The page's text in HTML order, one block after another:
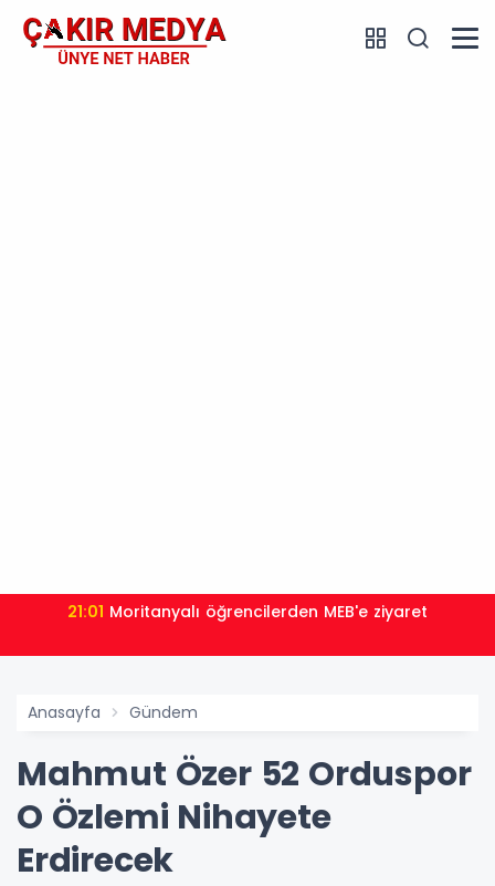
21:01 Moritanyalı öğrencilerden MEB'e ziyaret
Anasayfa Gündem
Mahmut Özer 52 Orduspor
O Özlemi Nihayete
Erdirecek